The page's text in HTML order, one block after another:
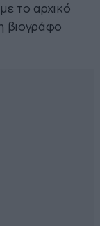
το αρχικό
βιογράφο